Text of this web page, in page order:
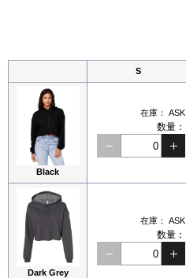
S
Black
在庫： ASK
数量：
Dark Grey
在庫： ASK
数量：